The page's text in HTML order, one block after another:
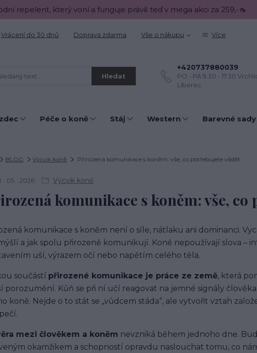
repelent, který voní a funguje právě teď v mega akci za 259,-🦟
Vrácení do 30 dnů Doprava zdarma Vše o nákupu Více
Hledat
+420737880039
PO - PÁ 9.30 - 17.30
Liberec
Péče o koně Stáj Western Barevné sady
BLOG Výcvik koně Přirozená komunikace s koněm: vše, co potřebujete vědět
05 2026 Výcvik koně
komunikace s koněm: vše, co
komunikace s koněm není o síle, nátlaku ani dominanci.
a jak spolu přirozeně komunikují. Koně nepoužívají slova –
uší, výrazem očí nebo napětím celého těla.
součástí přirozené komunikace je práce ze země, která
porozumění. Kůň se při ní učí reagovat na jemné signály
koně. Nejde o to stát se „vůdcem stáda“, ale vytvořit vztah
mezi člověkem a koněm nevzniká během jednoho dne.
okamžikem a schopností opravdu naslouchat tomu, co